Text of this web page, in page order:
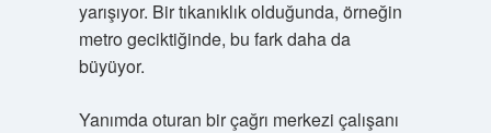
yarışıyor. Bir tıkanıklık olduğunda, örneğin
metro geciktiğinde, bu fark daha da
büyüyor.
Yanımda oturan bir çağrı merkezi çalışanı